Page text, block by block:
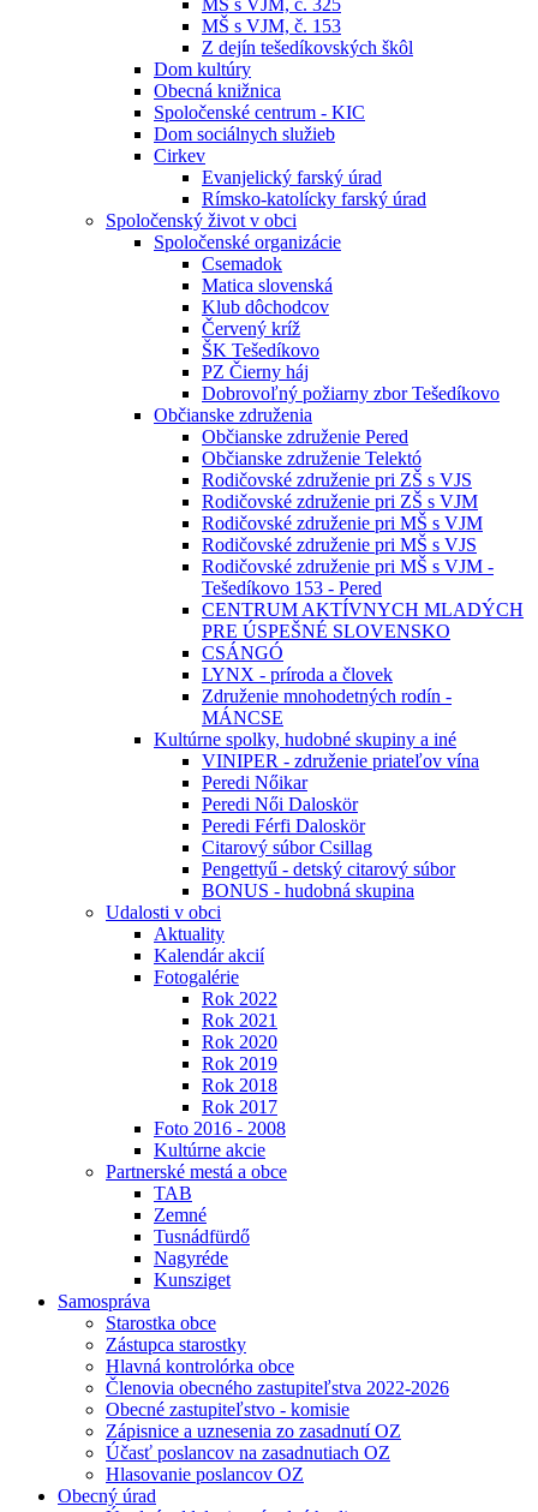
MŠ s VJM, č. 325
MŠ s VJM, č. 153
Z dejín tešedíkovských škôl
Dom kultúry
Obecná knižnica
Spoločenské centrum - KIC
Dom sociálnych služieb
Cirkev
Evanjelický farský úrad
Rímsko-katolícky farský úrad
Spoločenský život v obci
Spoločenské organizácie
Csemadok
Matica slovenská
Klub dôchodcov
Červený kríž
ŠK Tešedíkovo
PZ Čierny háj
Dobrovoľný požiarny zbor Tešedíkovo
Občianske združenia
Občianske združenie Pered
Občianske združenie Telektó
Rodičovské združenie pri ZŠ s VJS
Rodičovské združenie pri ZŠ s VJM
Rodičovské združenie pri MŠ s VJM
Rodičovské združenie pri MŠ s VJS
Rodičovské združenie pri MŠ s VJM -
Tešedíkovo 153 - Pered
CENTRUM AKTÍVNYCH MLADÝCH
PRE ÚSPEŠNÉ SLOVENSKO
CSÁNGÓ
LYNX - príroda a človek
Združenie mnohodetných rodín -
MÁNCSE
Kultúrne spolky, hudobné skupiny a iné
VINIPER - združenie priateľov vína
Peredi Nőikar
Peredi Női Daloskör
Peredi Férfi Daloskör
Citarový súbor Csillag
Pengettyű - detský citarový súbor
BONUS - hudobná skupina
Udalosti v obci
Aktuality
Kalendár akcií
Fotogalérie
Rok 2022
Rok 2021
Rok 2020
Rok 2019
Rok 2018
Rok 2017
Foto 2016 - 2008
Kultúrne akcie
Partnerské mestá a obce
TAB
Zemné
Tusnádfürdő
Nagyréde
Kunsziget
Samospráva
Starostka obce
Zástupca starostky
Hlavná kontrolórka obce
Členovia obecného zastupiteľstva 2022-2026
Obecné zastupiteľstvo - komisie
Zápisnice a uznesenia zo zasadnutí OZ
Účasť poslancov na zasadnutiach OZ
Hlasovanie poslancov OZ
Obecný úrad